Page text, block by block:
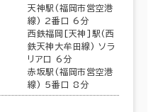
天神駅(福岡市営空港
線) 2番口 6分
西鉄福岡[天神]駅(西
鉄天神大牟田線) ソラ
リア口 6分
赤坂駅(福岡市営空港
線) 5番口 8分
索する